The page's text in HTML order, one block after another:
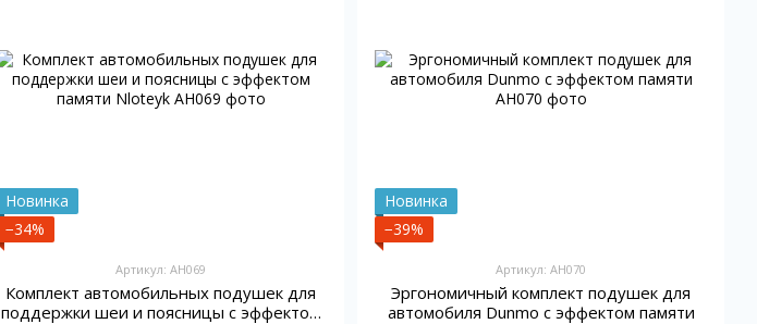
Новинка
−34%
Артикул: AH069
Комплект автомобильных подушек для
поддержки шеи и поясницы с эффектом
Новинка
−39%
Артикул: AH070
Эргономичный комплект подушек для
автомобиля Dunmo с эффектом памяти